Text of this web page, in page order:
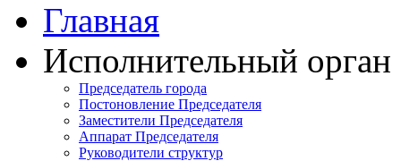
Главная
Исполнительный орган
Председатель города
Постоновление Председателя
Заместители Председателя
Аппарат Председателя
Руководители структур